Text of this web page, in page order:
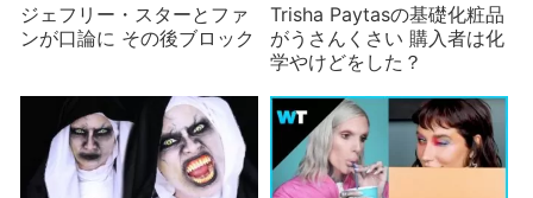
ジェフリー・スターとファ
ンが口論に その後ブロック
Trisha Paytasの基礎化粧品
がうさんくさい 購入者は化
学やけどをした？